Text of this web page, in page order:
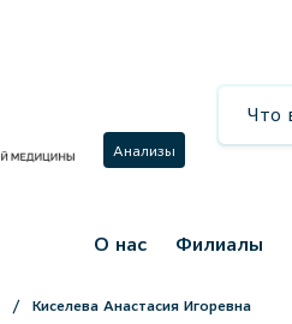
Анализы
О нас Филиалы
Киселева Анастасия Игоревна